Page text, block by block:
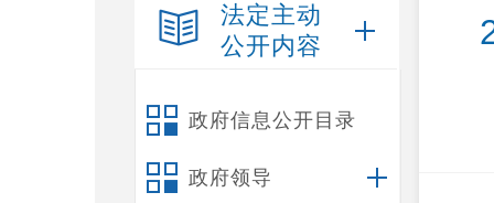
法定主动
公开内容
政府信息公开目录
政府领导